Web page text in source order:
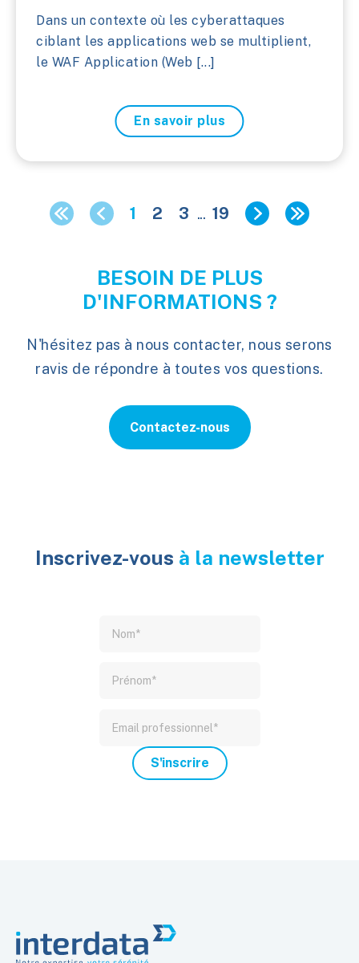
Dans un contexte où les cyberattaques
ciblant les applications web se multiplient,
le WAF Application (Web [...]
En savoir plus
1 2 3 ... 19
BESOIN DE PLUS
D'INFORMATIONS ?
N'hésitez pas à nous contacter, nous serons
ravis de répondre à toutes vos questions.
Contactez-nous
Inscrivez-vous à la newsletter